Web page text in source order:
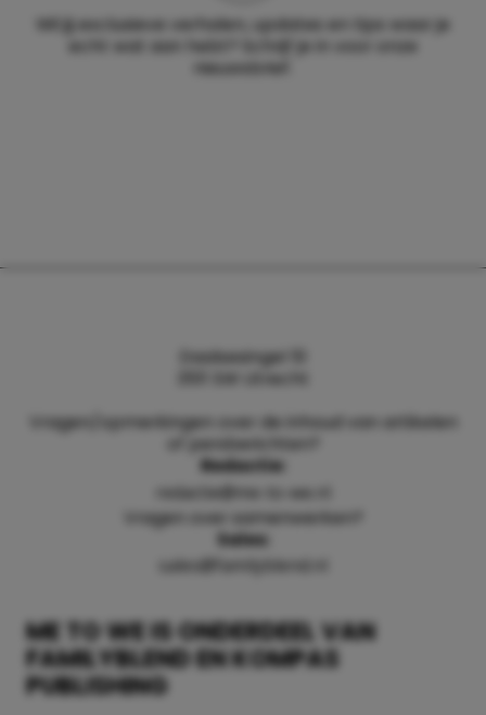
Wil jij exclusieve verhalen, updates en tips waar je
echt wat aan hebt? Schrijf je in voor onze
nieuwsbrief.
ME TO WE IS ONDERDEEL VAN
FAMILYBLEND EN KOMPAS
PUBLISHING
Daalsesingel 51
3511 SW Utrecht
Vragen/opmerkingen over de inhoud van artikelen
of persberichten?
Redactie:
redactie@me-to-we.nl
Vragen over samenwerken?
Sales:
sales@familyblend.nl